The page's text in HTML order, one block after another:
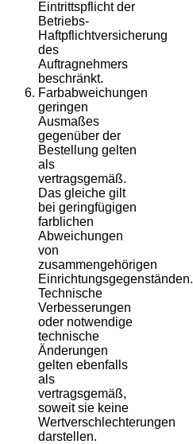
Eintrittspflicht der
Betriebs-
Haftpflichtversicherung
des
Auftragnehmers
beschränkt.
Farbabweichungen
geringen
Ausmaßes
gegenüber der
Bestellung gelten
als
vertragsgemäß.
Das gleiche gilt
bei geringfügigen
farblichen
Abweichungen
von
zusammengehörigen
Einrichtungsgegenständen.
Technische
Verbesserungen
oder notwendige
technische
Änderungen
gelten ebenfalls
als
vertragsgemäß,
soweit sie keine
Wertverschlechterungen
darstellen.